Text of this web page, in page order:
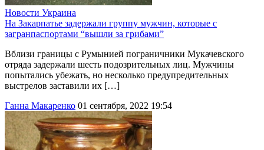
Новости Украина
На Закарпатье задержали группу мужчин, которые с
загранпаспортами “вышли за грибами”
Вблизи границы с Румынией пограничники Мукачевского
отряда задержали шесть подозрительных лиц. Мужчины
попытались убежать, но несколько предупредительных
выстрелов заставили их […]
Ганна Макаренко 01 сентября, 2022 19:54